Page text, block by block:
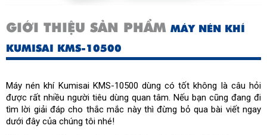
GIỚI THIỆU SẢN PHẨM MÁY NÉN KHÍ
KUMISAI KMS-10500
Máy nén khí Kumisai KMS-10500 dùng có tốt không là câu hỏi
được rất nhiều người tiêu dùng quan tâm. Nếu bạn cũng đang đi
tìm lời giải đáp cho thắc mắc này thì đừng bỏ qua bài viết ngay
dưới đây của chúng tôi nhé!